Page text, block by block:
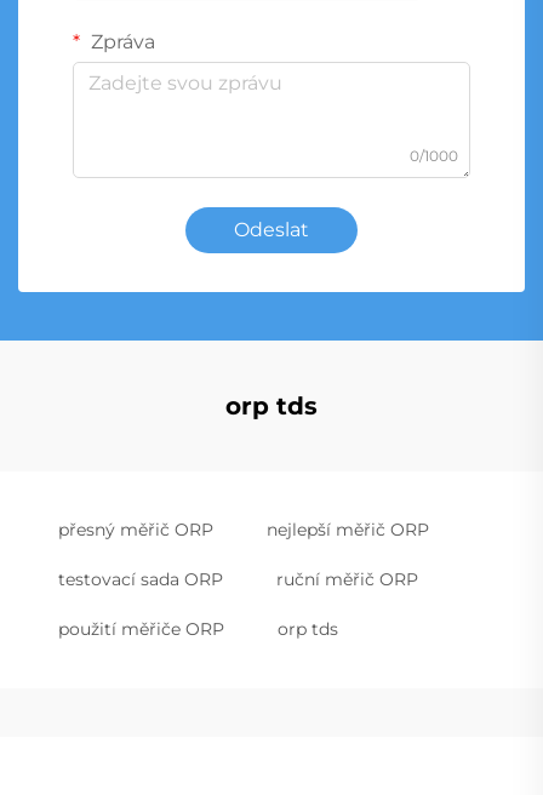
Zpráva
0/1000
Odeslat
orp tds
přesný měřič ORP nejlepší měřič ORP
testovací sada ORP ruční měřič ORP
použití měřiče ORP orp tds